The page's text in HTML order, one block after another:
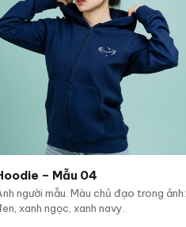
– Mẫu 04
người mẫu. Màu chủ đạo trong ảnh:
xanh ngọc, xanh navy.